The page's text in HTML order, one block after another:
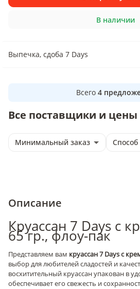
В наличии
Выпечка, сдоба 7 Days
Всего 4
Все поставщики и цены
Минимальный заказ
Описание
Круассан 7 Days с
65 гр., флоу-пак
Представляем вам круассан 7 Days с
выбор для любителей сладостей и
восхитительный круассан упакован в
обеспечивает его свежесть и